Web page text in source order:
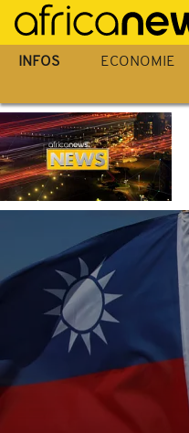
Passer
au
contenu
INFOS ECONOMIE